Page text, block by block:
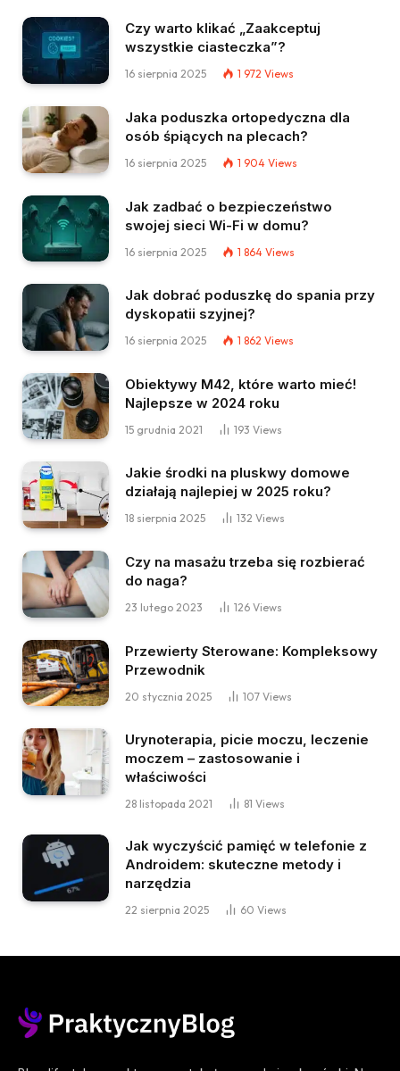
Czy warto klikać „Zaakceptuj
wszystkie ciasteczka”?
16 sierpnia 2025 1 972 Views
Jaka poduszka ortopedyczna dla
osób śpiących na plecach?
16 sierpnia 2025 1 904 Views
Jak zadbać o bezpieczeństwo
swojej sieci Wi-Fi w domu?
16 sierpnia 2025 1 864 Views
Jak dobrać poduszkę do spania przy
dyskopatii szyjnej?
16 sierpnia 2025 1 862 Views
Obiektywy M42, które warto mieć!
Najlepsze w 2024 roku
15 grudnia 2021 193 Views
Jakie środki na pluskwy domowe
działają najlepiej w 2025 roku?
18 sierpnia 2025 132 Views
Czy na masażu trzeba się rozbierać
do naga?
23 lutego 2023 126 Views
Przewierty Sterowane: Kompleksowy
Przewodnik
20 stycznia 2025 107 Views
Urynoterapia, picie moczu, leczenie
moczem – zastosowanie i
właściwości
28 listopada 2021 81 Views
Jak wyczyścić pamięć w telefonie z
Androidem: skuteczne metody i
narzędzia
22 sierpnia 2025 60 Views